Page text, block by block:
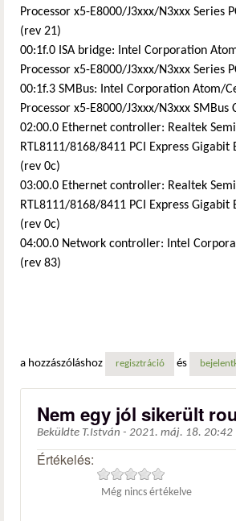
Processor x5-E8000/J3xxx/N3xxx Series
(rev 21)
00:1f.0 ISA bridge: Intel Corporation
Processor x5-E8000/J3xxx/N3xxx Series
00:1f.3 SMBus: Intel Corporation Atom/
Processor x5-E8000/J3xxx/N3xxx
02:00.0 Ethernet controller: Realtek
RTL8111/8168/8411 PCI Express
(rev 0c)
03:00.0 Ethernet controller: Realtek
RTL8111/8168/8411 PCI Express
(rev 0c)
04:00.0 Network controller: Intel
(rev 83)
a hozzászóláshoz regisztráció és
Nem egy jól sikerült
Beküldte T.István - 2021. máj. 18. 20:42
Értékelés:
Még nincs értékelve